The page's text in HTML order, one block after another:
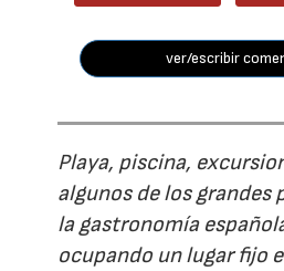
ver/escribir
Playa, piscina,
algunos de los grandes
la gastronomía
ocupando un lugar fijo